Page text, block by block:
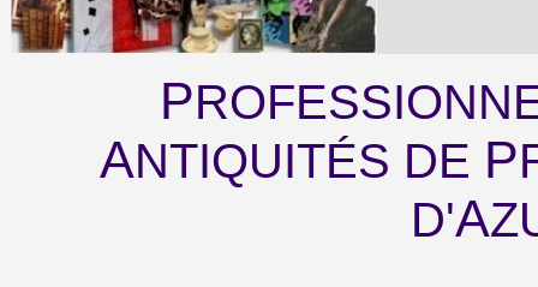
P
ANTIQUITÉS DE P
D'A